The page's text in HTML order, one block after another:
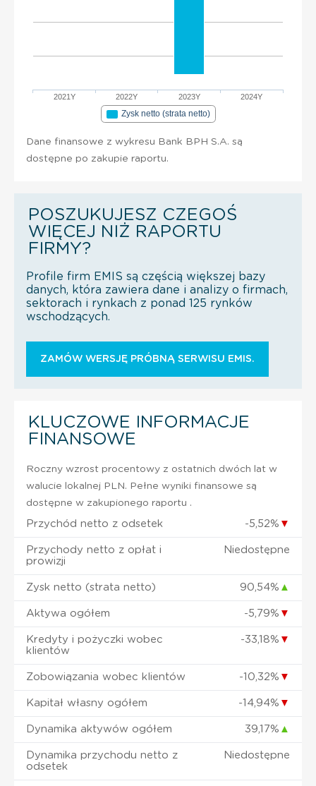
2021Y 2022Y 2023Y 2024Y
Zysk netto (strata netto)
Dane finansowe z wykresu Bank BPH S.A. są
dostępne po zakupie raportu.
POSZUKUJESZ CZEGOŚ
WIĘCEJ NIŻ RAPORTU
FIRMY?
Profile firm EMIS są częścią większej bazy
danych, która zawiera dane i analizy o firmach,
sektorach i rynkach z ponad 125 rynków
wschodzących.
ZAMÓW WERSJĘ PRÓBNĄ SERWISU EMIS.
KLUCZOWE INFORMACJE
FINANSOWE
Roczny wzrost procentowy z ostatnich dwóch lat w
walucie lokalnej PLN. Pełne wyniki finansowe są
dostępne w zakupionego raportu .
Przychód netto z odsetek -5,52% ▼
Przychody netto z opłat i
prowizji
Niedostępne
Zysk netto (strata netto) 90,54% ▲
Aktywa ogółem -5,79% ▼
Kredyty i pożyczki wobec
klientów
-33,18% ▼
Zobowiązania wobec klientów -10,32% ▼
Kapitał własny ogółem -14,94% ▼
Dynamika aktywów ogółem 39,17% ▲
Dynamika przychodu netto z
odsetek
Niedostępne